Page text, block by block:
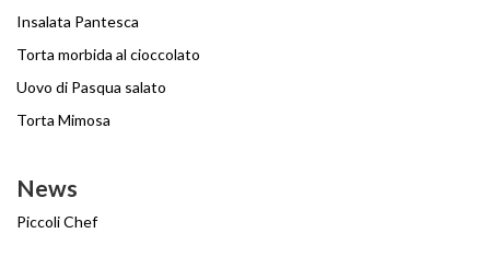
Insalata Pantesca
Torta morbida al cioccolato
Uovo di Pasqua salato
Torta Mimosa
News
Piccoli Chef